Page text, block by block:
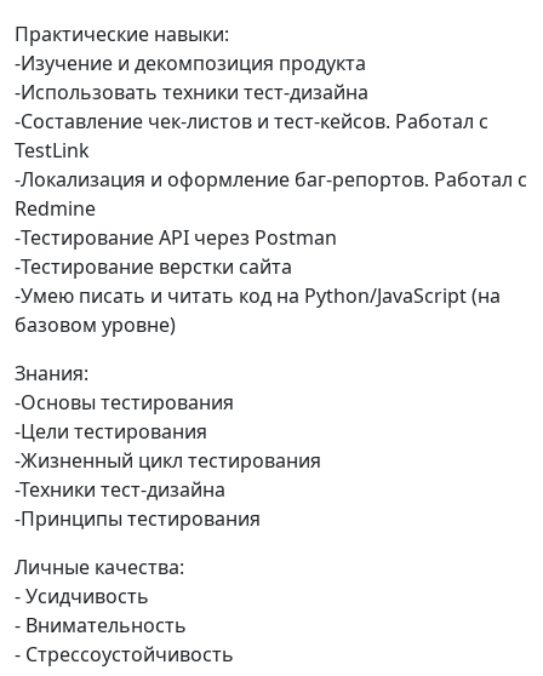
Практические навыки:
-Изучение и декомпозиция продукта
-Использовать техники тест-дизайна
-Составление чек-листов и тест-кейсов. Работал с
TestLink
-Локализация и оформление баг-репортов. Работал с
Redmine
-Тестирование API через Postman
-Тестирование верстки сайта
-Умею писать и читать код на Python/JavaScript (на
базовом уровне)
Знания:
-Основы тестирования
-Цели тестирования
-Жизненный цикл тестирования
-Техники тест-дизайна
-Принципы тестирования
Личные качества:
- Усидчивость
- Внимательность
- Стрессоустойчивость